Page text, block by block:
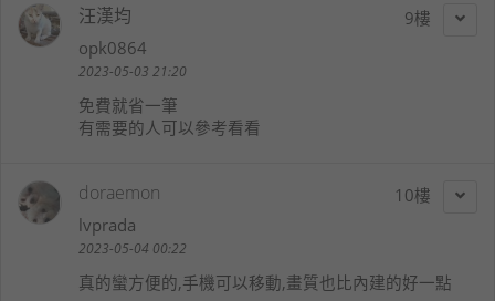
9
汪漢均
opk0864
2023-05-03 21:20
免費就省一筆
有需要的人可以參考看看
10
doraemon
lvprada
2023-05-04 00:22
真的蠻方便的,手機可以移動,畫質也比內建的好一點